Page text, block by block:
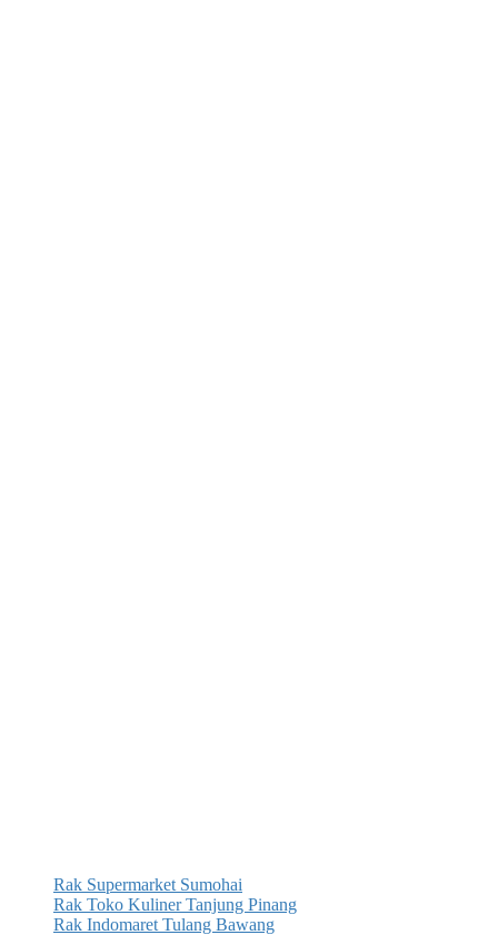
Rak Supermarket Sumohai
Rak Toko Kuliner Tanjung Pinang
Rak Indomaret Tulang Bawang